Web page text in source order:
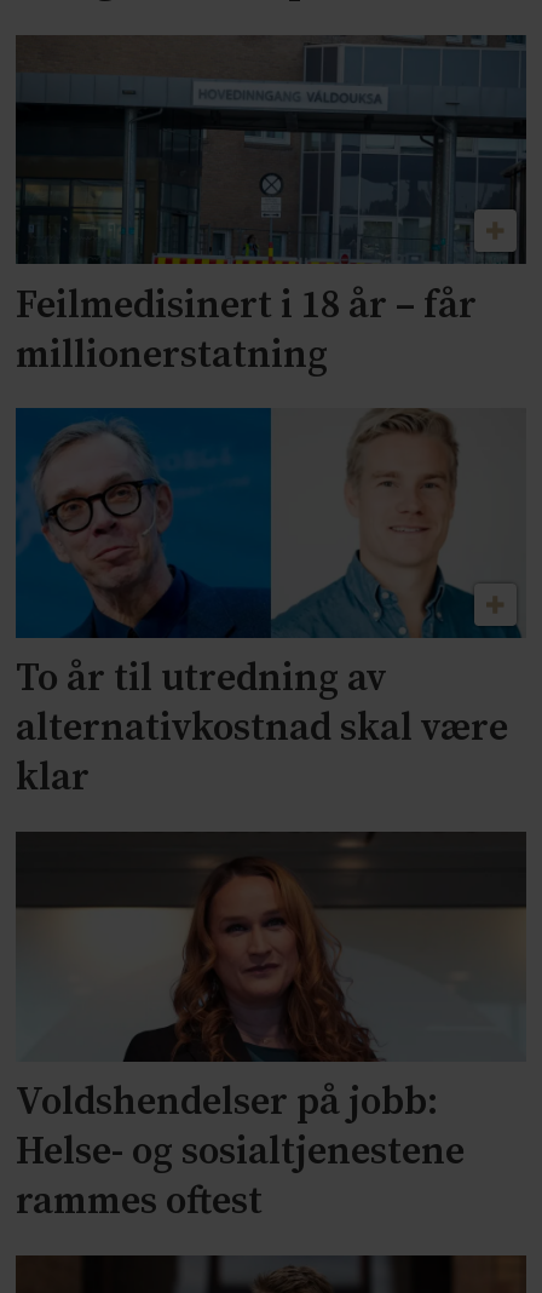
Feilmedisinert i 18 år – får
millionerstatning
To år til utredning av
alternativkostnad skal være
klar
Voldshendelser på jobb:
Helse- og sosialtjenestene
rammes oftest